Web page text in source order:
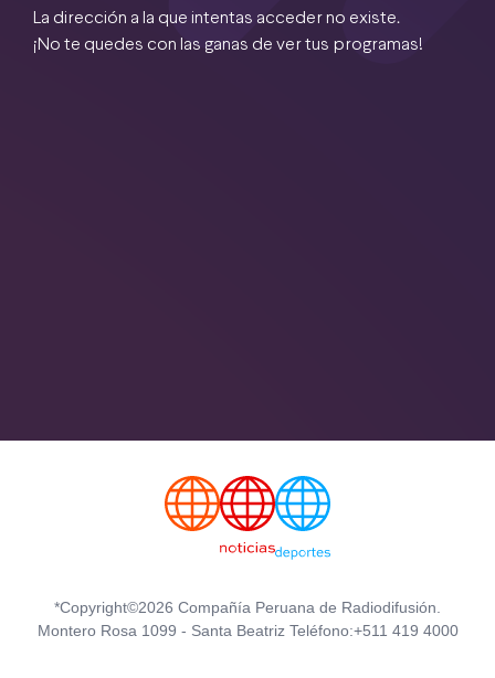
La dirección a la que intentas acceder no existe.
¡No te quedes con las ganas de ver tus programas!
*Copyright©2026 Compañía Peruana de Radiodifusión.
Montero Rosa 1099 - Santa Beatriz Teléfono:+511 419 4000